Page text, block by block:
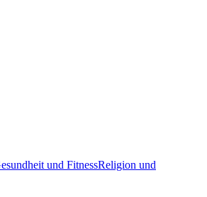
und FitnessReligion und